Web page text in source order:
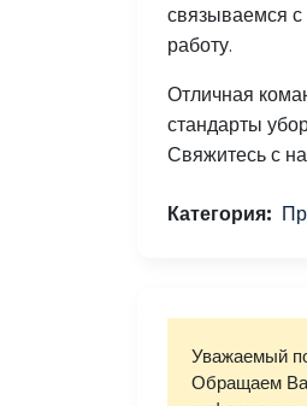
связываемся
работу.
Отличная
стандарты
Свяжитесь с
Категория
Уважаемый
Обращаем